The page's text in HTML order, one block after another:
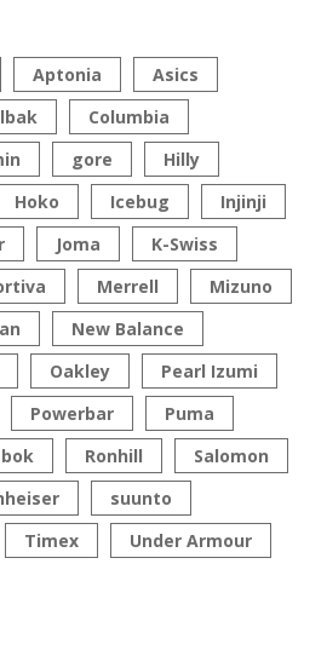
Aptonia
Asics
Columbia
gore
Hilly
Hoko Icebug
Injinji
Joma
K-Swiss
Merrell
Mizuno
New Balance
Oakley
Pearl Izumi
Powerbar
Puma
Ronhill
Salomon
suunto
Timex
Under Armour